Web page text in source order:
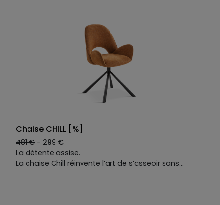
confort inattendu, et un sérieux piège pour ceux qui
pensaient juste s’asseoir quelques minutes.
Chaise CHILL [%]
481 € - 299 €
La détente assise.
La chaise Chill réinvente l’art de s’asseoir sans